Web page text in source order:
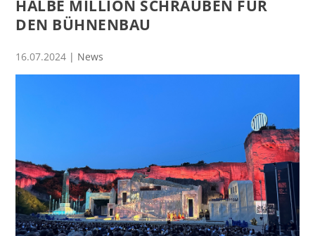
HALBE MILLION SCHRAUBEN FÜR
DEN BÜHNENBAU
16.07.2024 | News